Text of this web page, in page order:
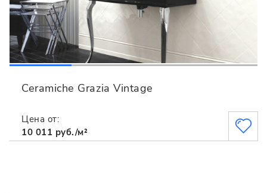
Ceramiche Grazia Vintage
Цена от:
10 011 руб./м²